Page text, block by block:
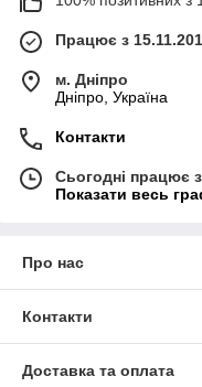
Працює з
м. Дніпро
Дніпро, Україна
Контакти
Сьогодні працює
Показати весь
Про нас
Контакти
Доставка та оплата